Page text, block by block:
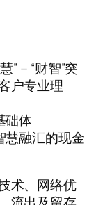
”－“财智”突
户专业理
础体
慧融汇的现金
术、网络优